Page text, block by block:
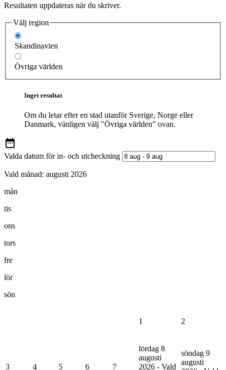
Resultaten uppdateras när du skriver.
Välj region
Skandinavien
Övriga världen
Inget resultat
Om du letar efter en stad utanför Sverige, Norge eller
Danmark, vänligen välj "Övriga världen" ovan.
Valda datum för in- och utcheckning
Vald månad: augusti 2026
mån
tis
ons
tors
fre
lör
sön
1 2
3 4 5 6 7
lördag 8
augusti
2026 - Vald
söndag 9
augusti